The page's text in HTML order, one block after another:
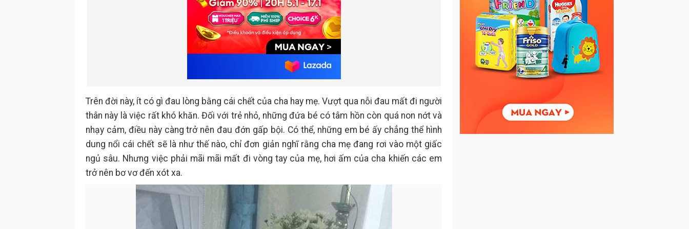
Trên đời này, ít có gì đau lòng bằng cái chết của cha hay mẹ. Vượt qua nỗi đau mất đi người
thân này là việc rất khó khăn. Đối với trẻ nhỏ, những đứa bé có tâm hồn còn quá non nớt và
nhạy cảm, điều này càng trở nên đau đớn gấp bội. Có thể, những em bé ấy chẳng thể hình
dung nổi cái chết sẽ là như thế nào, chỉ đơn giản nghĩ rằng cha mẹ đang rơi vào một giấc
ngủ sâu. Nhưng việc phải mãi mãi mất đi vòng tay của mẹ, hơi ấm của cha khiến các em
trở nên bơ vơ đến xót xa.